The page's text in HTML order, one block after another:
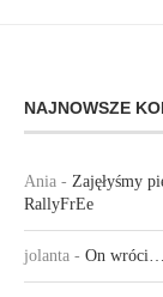
NAJNOWSZE
Ania - Zajęłyśmy
RallyFrEe
jolanta - On wróci…